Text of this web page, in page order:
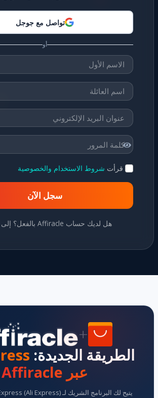
تواصل مع جوجل
أو
قرأت شروط الاستخدام والخصوصية
سجل الآن
هل لديك حساب Affiracle بالفعل؟ إلى المدخل
+
الطريقة الجديدة:
عبر Affiracle